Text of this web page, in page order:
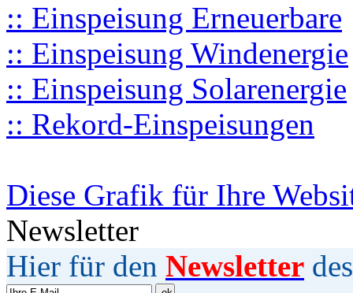
:: Einspeisung Erneuerbare
:: Einspeisung Windenergie
:: Einspeisung Solarenergie
:: Rekord-Einspeisungen
Diese Grafik für Ihre
Newsletter
Hier für den Newsletter